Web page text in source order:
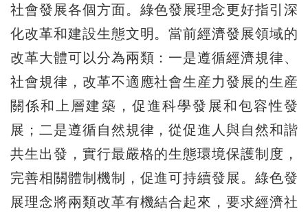
社會發展各個方面。綠色發展理念更好指引深
化改革和建設生態文明。當前經濟發展領域的
改革大體可以分為兩類：一是遵循經濟規律、
社會規律，改革不適應社會生産力發展的生産
關係和上層建築，促進科學發展和包容性發
展；二是遵循自然規律，從促進人與自然和諧
共生出發，實行最嚴格的生態環境保護制度，
完善相關體制機制，促進可持續發展。綠色發
展理念將兩類改革有機結合起來，要求經濟社